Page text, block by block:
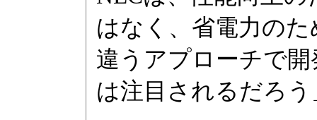
はなく、省電力の
違うアプローチで
は注目されるだろ